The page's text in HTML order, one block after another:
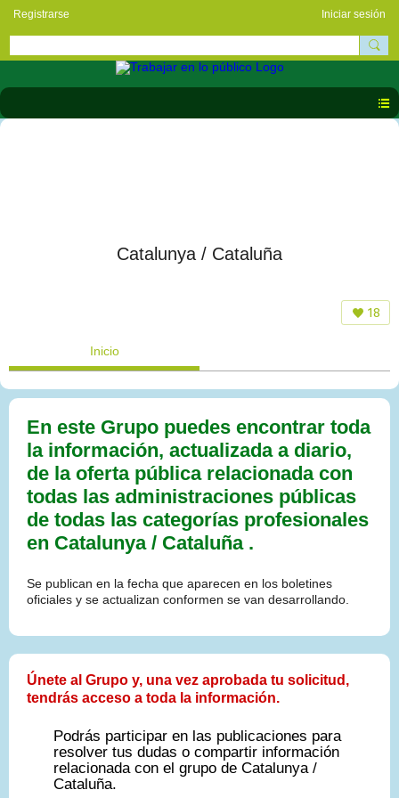
Registrarse Iniciar sesión
Catalunya / Cataluña
18
Inicio
En este Grupo puedes encontrar toda
la información, actualizada a diario,
de la oferta pública relacionada con
todas las administraciones públicas
de todas las categorías profesionales
en Catalunya / Cataluña .
Se publican en la fecha que aparecen en los boletines
oficiales y se actualizan conformen se van desarrollando.
Únete al Grupo y, una vez aprobada tu solicitud,
tendrás acceso a toda la información.
Podrás participar en las publicaciones para
resolver tus dudas o compartir información
relacionada con el grupo de Catalunya /
Cataluña.